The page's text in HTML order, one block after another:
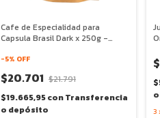
Cafe de Especialidad para
Capsula Brasil Dark x 250g -
-5% OFF
$20.701 $21.791
$19.665,95conTransferencia
o depósito
3